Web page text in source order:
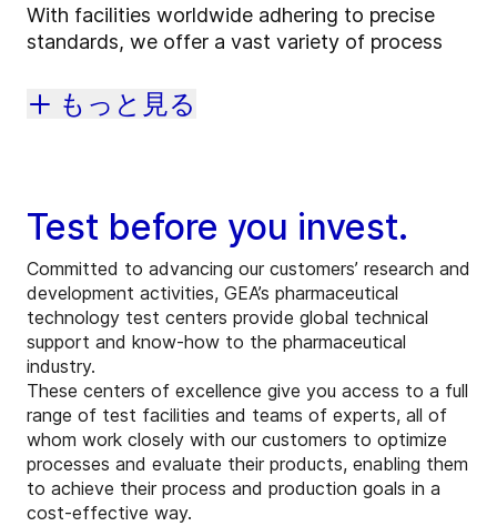
With facilities worldwide adhering to precise
standards, we offer a vast variety of process
もっと見る
Test before you invest.
Committed to advancing our customers’ research and
development activities, GEA’s pharmaceutical
technology test centers provide global technical
support and know-how to the pharmaceutical
industry.
These centers of excellence give you access to a full
range of test facilities and teams of experts, all of
whom work closely with our customers to optimize
processes and evaluate their products, enabling them
to achieve their process and production goals in a
cost-effective way.